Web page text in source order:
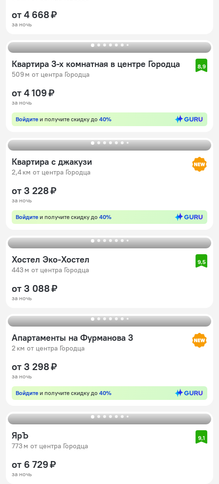
от 4 668 ₽
за ночь
Квартира 3-х комнатная в центре Городца
509 м от центра Городца
8,9
от 4 109 ₽
за ночь
Войдите и получите скидку до 40%
Квартира с джакузи
2,4 км от центра Городца
от 3 228 ₽
за ночь
Войдите и получите скидку до 40%
Хостел Эко-Хостел
443 м от центра Городца
9,5
от 3 088 ₽
за ночь
Апартаменты на Фурманова 3
2 км от центра Городца
от 3 298 ₽
за ночь
Войдите и получите скидку до 40%
ЯрЪ
773 м от центра Городца
9,1
от 6 729 ₽
за ночь